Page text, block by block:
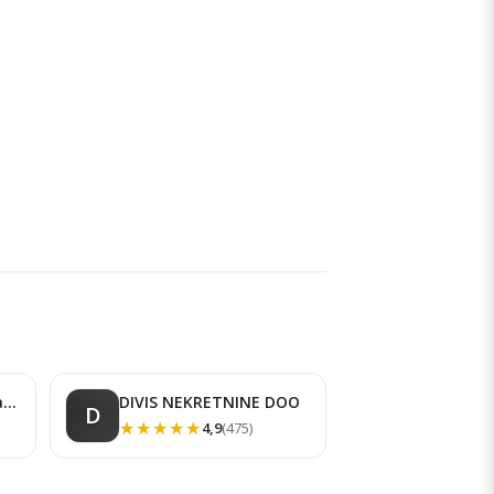
Vera Egorova-Tolstaja pr Agencija za nekretnine VIDOVSTAN Beograd D DIVIS NEKRETNINE DOO
★★★★★
★★★★★4,9(475)